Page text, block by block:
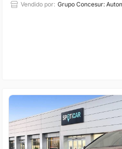
Vendido por: Grupo Concesur: